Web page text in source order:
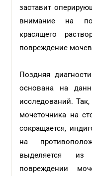
заставит
внимание на
красящего
повреждение
Поздняя
основана на
исследований.
мочеточника на
сокращается,
на
выделяется
повреждении